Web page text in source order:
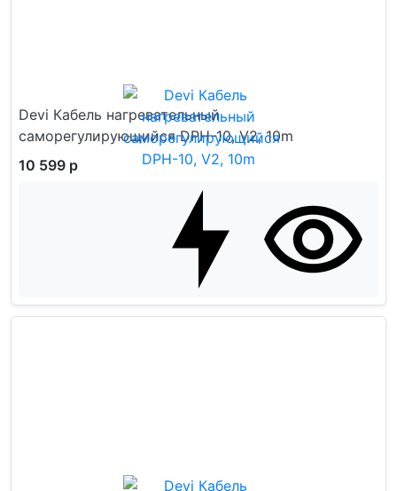
Devi Кабель нагревательный
саморегулирующийся DPH-10, V2, 10m
10 599 р